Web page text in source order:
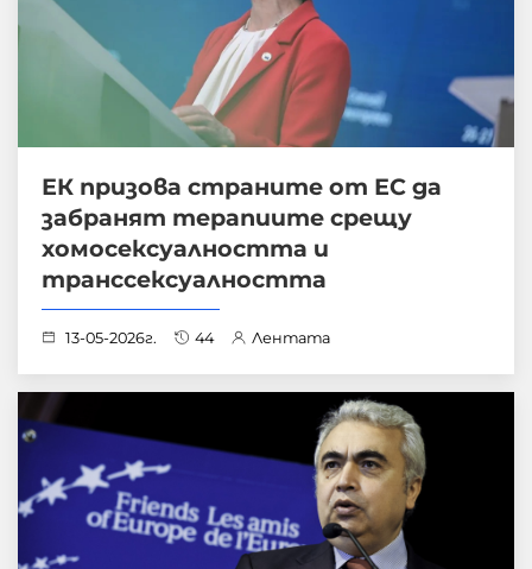
ЕК призова страните от ЕС да
забранят терапиите срещу
хомосексуалността и
транссексуалността
13-05-2026г. 44 Лентата